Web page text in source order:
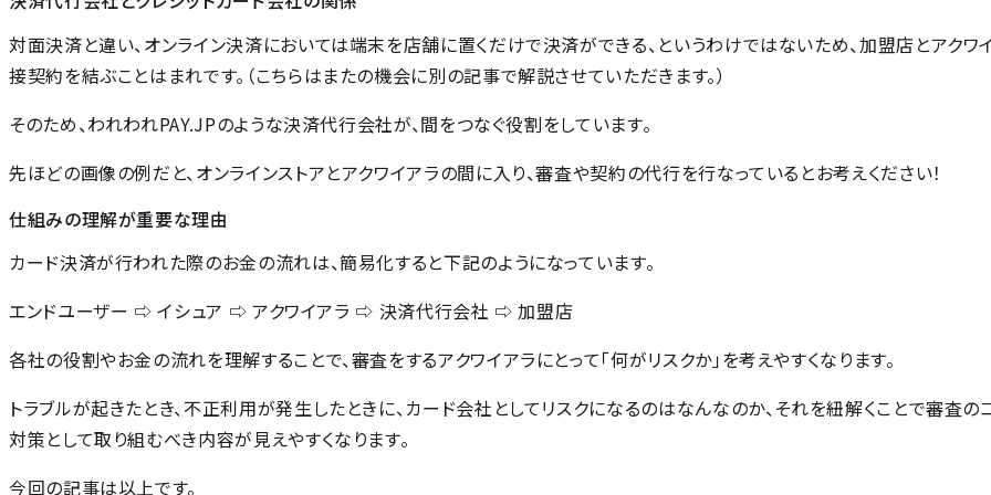
対面決済と違い、オンライン決済においては端末を店舗に置くだけで決済ができる、というわけではないため、加盟店とアクワ
接契約を結ぶことはまれです。（こちらはまたの機会に別の記事で解説させていただきます。）
そのため、われわれPAY.JPのような決済代行会社が、間をつなぐ役割をしています。
先ほどの画像の例だと、オンラインストアとアクワイアラの間に入り、審査や契約の代行を行なっているとお考えください！
仕組みの理解が重要な理由
カード決済が行われた際のお金の流れは、簡易化すると下記のようになっています。
エンドユーザー ⇨ イシュア ⇨ アクワイアラ ⇨ 決済代行会社 ⇨ 加盟店
各社の役割やお金の流れを理解することで、審査をするアクワイアラにとって「何がリスクか」を考えやすくなります。
トラブルが起きたとき、不正利用が発生したときに、カード会社としてリスクになるのはなんなのか、それを紐解くことで審査の
対策として取り組むべき内容が見えやすくなります。
今回の記事は以上です。